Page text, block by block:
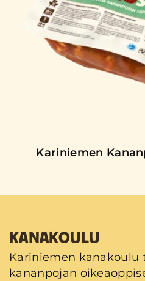
Kariniemen
KANAKOULU
Kariniemen kanakoulu
kananpojan